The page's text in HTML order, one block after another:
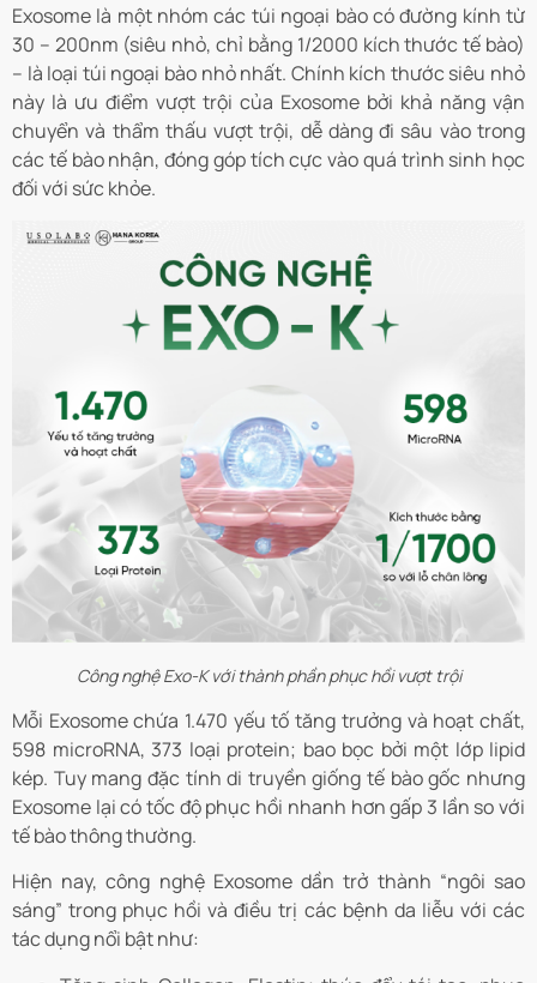
Exosome là một nhóm các túi ngoại bào có đường kính từ
30 – 200nm (siêu nhỏ, chỉ bằng 1/2000 kích thước tế bào)
– là loại túi ngoại bào nhỏ nhất. Chính kích thước siêu nhỏ
này là ưu điểm vượt trội của Exosome bởi khả năng vận
chuyển và thẩm thấu vượt trội, dễ dàng đi sâu vào trong
các tế bào nhận, đóng góp tích cực vào quá trình sinh học
đối với sức khỏe.
Công nghệ Exo-K với thành phần phục hồi vượt trội
Mỗi Exosome chứa 1.470 yếu tố tăng trưởng và hoạt chất,
598 microRNA, 373 loại protein; bao bọc bởi một lớp lipid
kép. Tuy mang đặc tính di truyền giống tế bào gốc nhưng
Exosome lại có tốc độ phục hồi nhanh hơn gấp 3 lần so với
tế bào thông thường.
Hiện nay, công nghệ Exosome dần trở thành “ngôi sao
sáng” trong phục hồi và điều trị các bệnh da liễu với các
tác dụng nổi bật như: